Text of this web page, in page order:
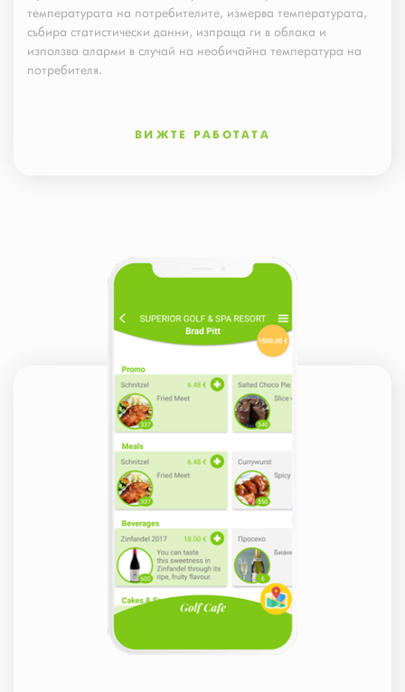
температурата на потребителите, измерва температурата,
събира статистически данни, изпраща ги в облака и
използва аларми в случай на необичайна температура на
потребителя.
ВИЖТЕ РАБОТАТА